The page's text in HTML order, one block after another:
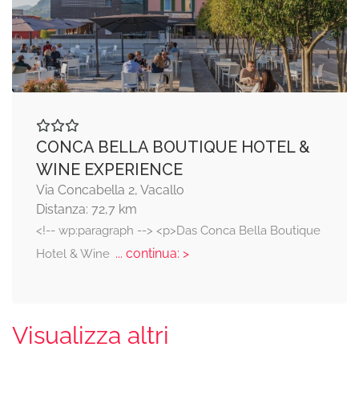
CONCA BELLA BOUTIQUE HOTEL &
WINE EXPERIENCE
Via Concabella 2, Vacallo
Distanza: 72,7 km
<!-- wp:paragraph --> <p>Das Conca Bella Boutique
Hotel & Wine... continua: >
Visualizza altri